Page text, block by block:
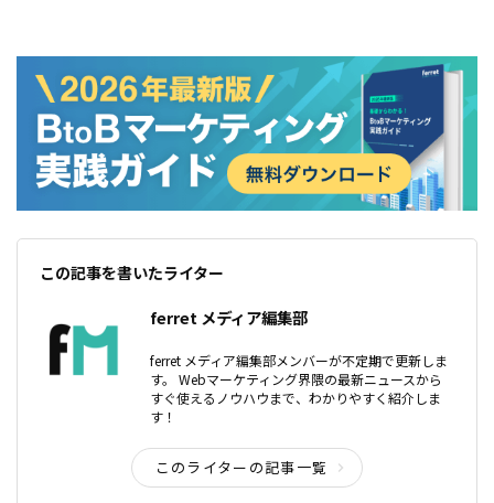
この記事を書いたライター
ferret メディア編集部
ferret メディア編集部メンバーが不定期で更新しま
す。 Webマーケティング界隈の最新ニュースから
すぐ使えるノウハウまで、わかりやすく紹介しま
す！
このライターの記事一覧